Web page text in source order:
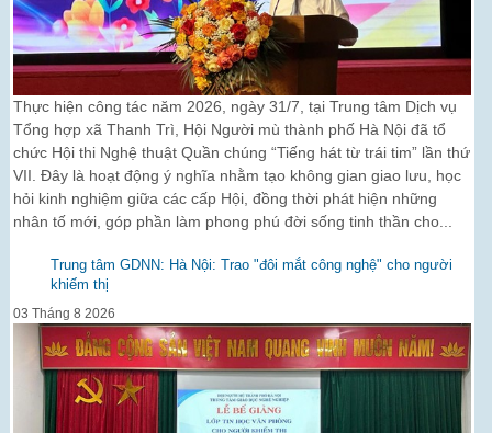
Thực hiện công tác năm 2026, ngày 31/7, tại Trung tâm Dịch vụ
Tổng hợp xã Thanh Trì, Hội Người mù thành phố Hà Nội đã tổ
chức Hội thi Nghệ thuật Quần chúng “Tiếng hát từ trái tim” lần thứ
VII. Đây là hoạt động ý nghĩa nhằm tạo không gian giao lưu, học
hỏi kinh nghiệm giữa các cấp Hội, đồng thời phát hiện những
nhân tố mới, góp phần làm phong phú đời sống tinh thần cho...
Trung tâm GDNN: Hà Nội: Trao "đôi mắt công nghệ" cho người
khiếm thị
03 Tháng 8 2026